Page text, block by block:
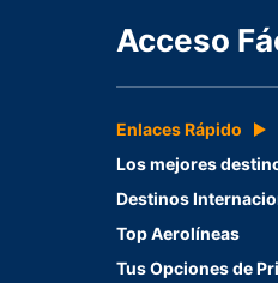
Acceso
Enlaces Rápido
Los mejores
Destinos
Top Aerolíneas
Tus Opciones de